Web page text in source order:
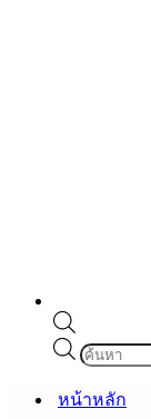
Products
search
หน้าหลัก